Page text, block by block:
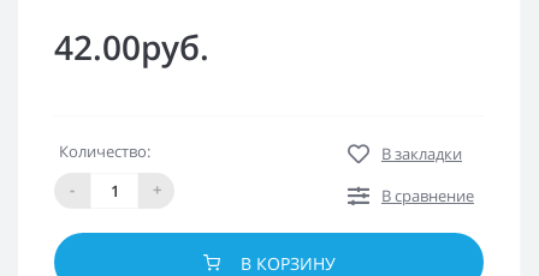
42.00руб.
Количество:
-
+
В закладки
В сравнение
В КОРЗИНУ